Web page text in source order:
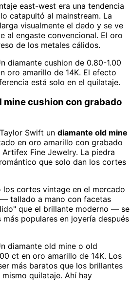
east-west era una tendencia
catapultó al mainstream. La
visualmente el dedo y se ve
al engaste convencional. El oro
de los metales cálidos.
diamante cushion de 0.80-1.00
oro amarillo de 14K. El efecto
está solo en el quilataje.
cushion con grabado
Swift un diamante old mine
en oro amarillo con grabado
Fine Jewelry. La piedra
que solo dan los cortes
los cortes vintage en el mercado
tallado a mano con facetas
que el brillante moderno — se
populares en joyería después
diamante old mine o old
ct en oro amarillo de 14K. Los
más baratos que los brillantes
quilataje. Ahí hay